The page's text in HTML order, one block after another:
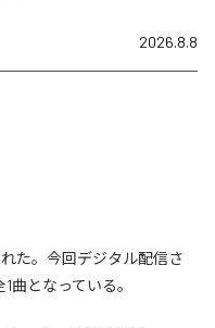
2026.8.8
れた。今回デジタル配信さ
曲となっている。